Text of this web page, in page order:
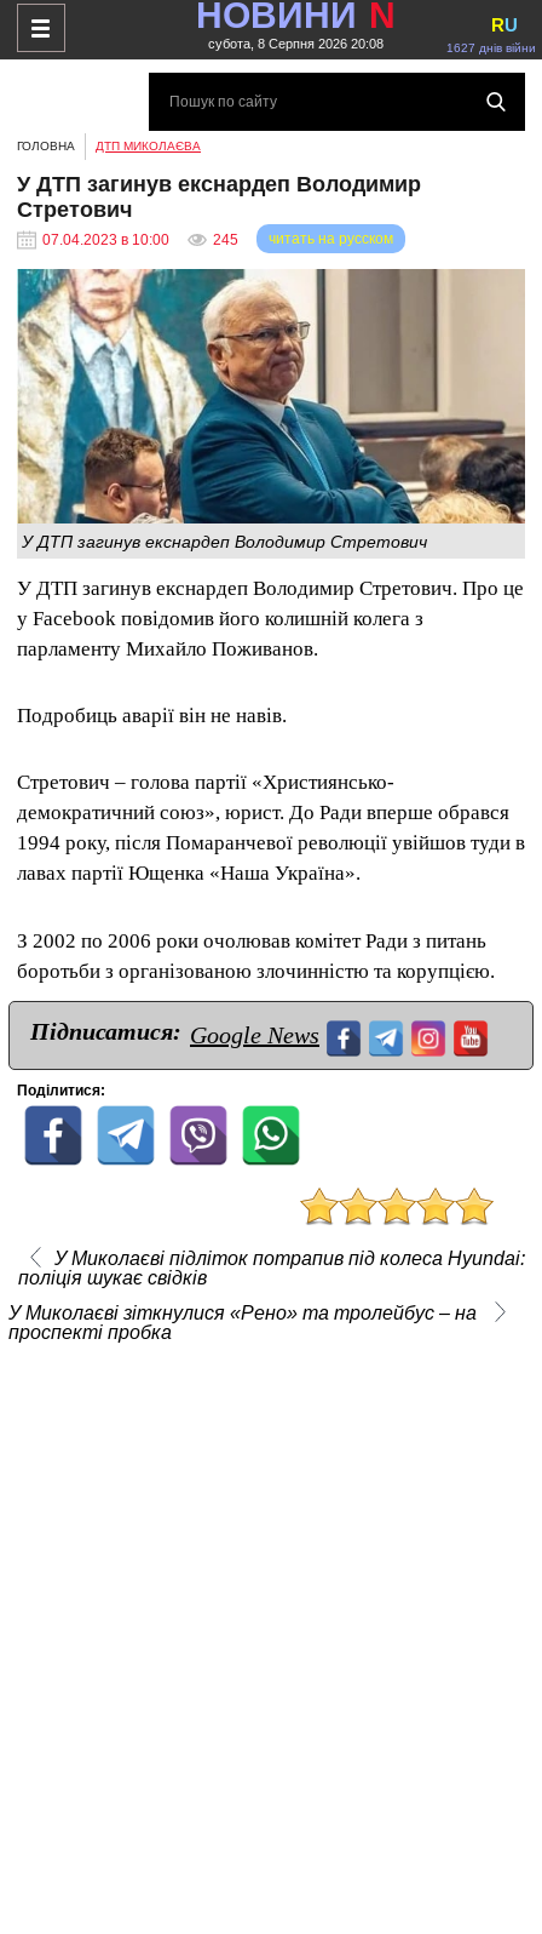
НОВИНИ N
субота, 8 Серпня 2026 20:08 1627 днів війни
RU
ГОЛОВНА ДТП МИКОЛАЄВА
У ДТП загинув екснардеп Володимир
Стретович
07.04.2023 в 10:00 245 читать на русском
У ДТП загинув екснардеп Володимир Стретович
У ДТП загинув екснардеп Володимир Стретович. Про це
у Facebook повідомив його колишній колега з
парламенту Михайло Поживанов.
Подробиць аварії він не навів.
Стретович – голова партії «Християнсько-
демократичний союз», юрист. До Ради вперше обрався
1994 року, після Помаранчевої революції увійшов туди в
лавах партії Ющенка «Наша Україна».
З 2002 по 2006 роки очолював комітет Ради з питань
боротьби з організованою злочинністю та корупцією.
Підписатися: Google News
Поділитися:
У Миколаєві підліток потрапив під колеса Hyundai:
поліція шукає свідків
У Миколаєві зіткнулися «Рено» та тролейбус – на
проспекті пробка